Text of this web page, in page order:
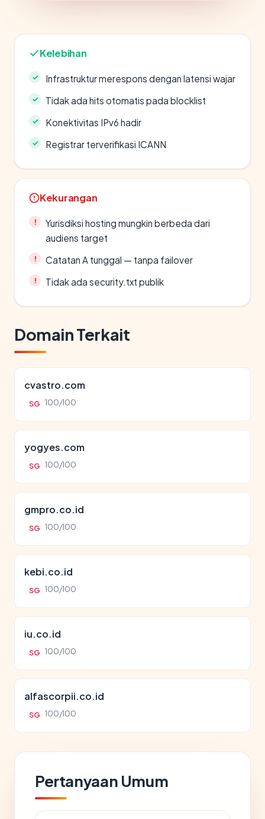
Kelebihan
Infrastruktur merespons dengan latensi wajar
Tidak ada hits otomatis pada blocklist
Konektivitas IPv6 hadir
Registrar terverifikasi ICANN
Kekurangan
Yurisdiksi hosting mungkin berbeda dari
audiens target
Catatan A tunggal — tanpa failover
Tidak ada security.txt publik
Domain Terkait
cvastro.com
SG 100/100
yogyes.com
SG 100/100
gmpro.co.id
SG 100/100
kebi.co.id
SG 100/100
iu.co.id
SG 100/100
alfascorpii.co.id
SG 100/100
Pertanyaan Umum